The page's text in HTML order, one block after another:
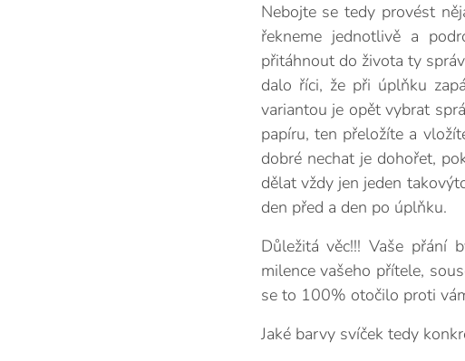
Nebojte se tedy provést
řekneme jednotlivě a
přitáhnout do života ty
dalo říci, že při úplňku
variantou je opět vybrat
papíru, ten přeložíte a
dobré nechat je dohořet,
dělat vždy jen jeden
den před a den po úplňku.
Důležitá věc!!! Vaše přání
milence vašeho přítele,
se to 100% otočilo proti
Jaké barvy svíček tedy